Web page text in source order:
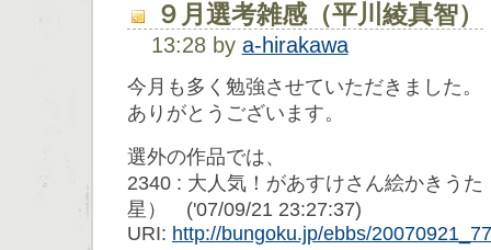
９月選考雑感（平川綾真智）
13:28 by a-hirakawa
今月も多く勉強させていただきました。
ありがとうございます。
選外の作品では、
2340 : 大人気！があすけさん絵かきう
星） ('07/09/21 23:27:37)
URI: http://bungoku.jp/ebbs/